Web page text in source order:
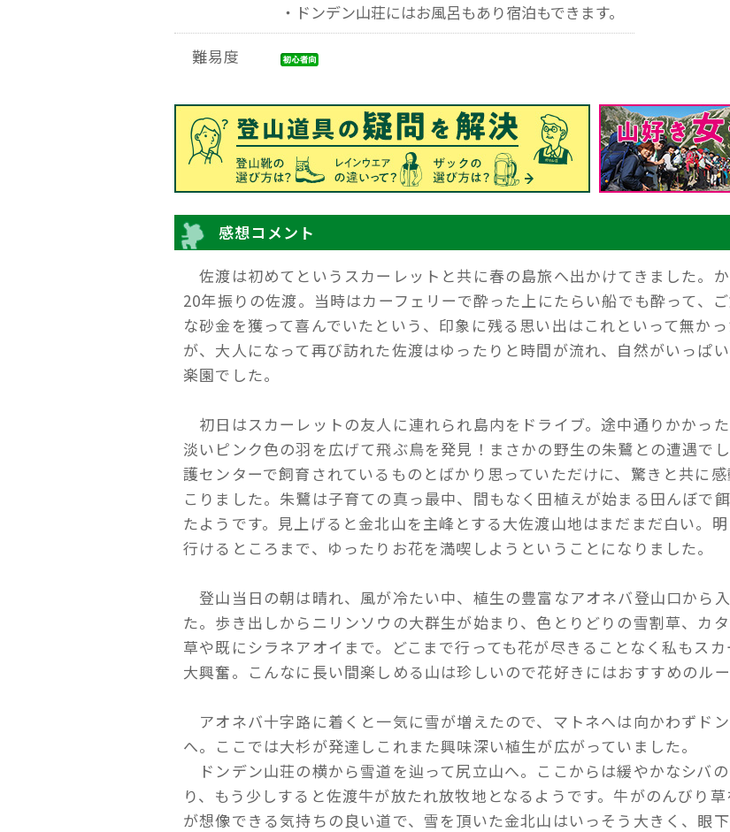
・ドンデン山荘にはお風呂もあり宿泊もできます。
難易度
感想コメント
佐渡は初めてというスカーレットと共に春の島旅へ出かけてきました。
20年振りの佐渡。当時はカーフェリーで酔った上にたらい船でも酔って、
な砂金を獲って喜んでいたという、印象に残る思い出はこれといって無か
が、大人になって再び訪れた佐渡はゆったりと時間が流れ、自然がいっぱ
楽園でした。
初日はスカーレットの友人に連れられ島内をドライブ。途中通りかかった
淡いピンク色の羽を広げて飛ぶ鳥を発見！まさかの野生の朱鷺との遭遇で
護センターで飼育されているものとばかり思っていただけに、驚きと共に
こりました。朱鷺は子育ての真っ最中、間もなく田植えが始まる田んぼで
たようです。見上げると金北山を主峰とする大佐渡山地はまだまだ白い。
行けるところまで、ゆったりお花を満喫しようということになりました。
登山当日の朝は晴れ、風が冷たい中、植生の豊富なアオネバ登山口から
た。歩き出しからニリンソウの大群生が始まり、色とりどりの雪割草、カ
草や既にシラネアオイまで。どこまで行っても花が尽きることなく私もス
大興奮。こんなに長い間楽しめる山は珍しいので花好きにはおすすめのルー
アオネバ十字路に着くと一気に雪が増えたので、マトネへは向かわずド
へ。ここでは大杉が発達しこれまた興味深い植生が広がっていました。
ドンデン山荘の横から雪道を辿って尻立山へ。ここからは緩やかなシバ
り、もう少しすると佐渡牛が放たれ放牧地となるようです。牛がのんびり
が想像できる気持ちの良い道で、雪を頂いた金北山はいっそう大きく、眼